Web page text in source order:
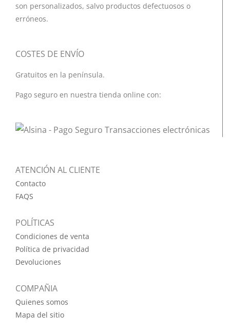
son personalizados, salvo productos defectuosos o
erróneos.
COSTES DE ENVÍO
Gratuitos en la península.
Pago seguro en nuestra tienda online con:
ATENCIÓN AL CLIENTE
Contacto
FAQS
POLÍTICAS
Condiciones de venta
Política de privacidad
Devoluciones
COMPAÑIA
Quienes somos
Mapa del sitio